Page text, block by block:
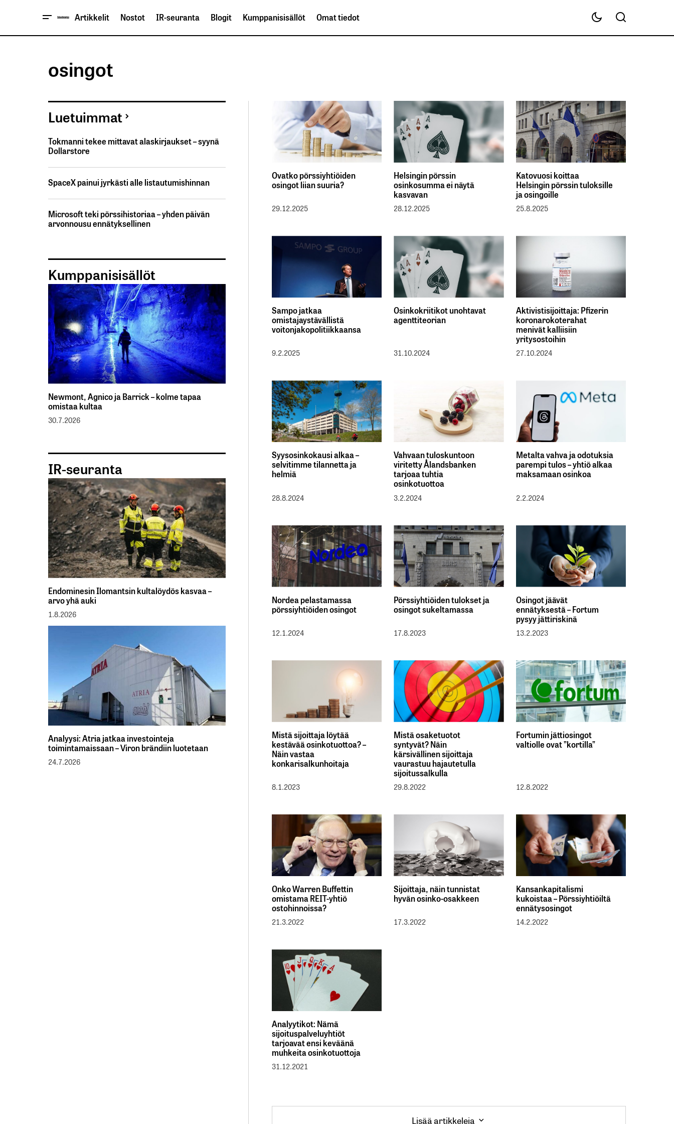
Artikkelit Nostot IR-seuranta Blogit Kumppanisisällöt Omat tiedot
osingot
Ovatko pörssiyhtiöiden
osingot liian suuria?
29.12.2025
Helsingin pörssin
osinkosumma ei näytä
kasvavan
28.12.2025
Katovuosi koittaa
Helsingin pörssin tuloksille
ja osingoille
25.8.2025
Sampo jatkaa
omistajaystävällistä
voitonjakopolitiikkaansa
9.2.2025
Osinkokriitikot unohtavat
agenttiteorian
31.10.2024
Aktivistisijoittaja: Pfizerin
koronarokoterahat
menivät kalliisiin
yritysostoihin
27.10.2024
Syysosinkokausi alkaa –
selvitimme tilannetta ja
helmiä
28.8.2024
Vahvaan tuloskuntoon
viritetty Ålandsbanken
tarjoaa tuhtia
osinkotuottoa
3.2.2024
Metalta vahva ja odotuksia
parempi tulos – yhtiö alkaa
maksamaan osinkoa
2.2.2024
Nordea pelastamassa
pörssiyhtiöiden osingot
12.1.2024
Pörssiyhtiöiden tulokset ja
osingot sukeltamassa
17.8.2023
Osingot jäävät
ennätyksestä – Fortum
pysyy jättiriskinä
13.2.2023
Mistä sijoittaja löytää
kestävää osinkotuottoa? –
Näin vastaa
konkarisalkunhoitaja
8.1.2023
Mistä osaketuotot
syntyvät? Näin
kärsivällinen sijoittaja
vaurastuu hajautetulla
sijoitussalkulla
29.8.2022
Fortumin jättiosingot
valtiolle ovat ”kortilla”
12.8.2022
Onko Warren Buffettin
omistama REIT-yhtiö
ostohinnoissa?
21.3.2022
Sijoittaja, näin tunnistat
hyvän osinko-osakkeen
17.3.2022
Kansankapitalismi
kukoistaa – Pörssiyhtiöiltä
ennätysosingot
14.2.2022
Analyytikot: Nämä
sijoituspalveluyhtiöt
tarjoavat ensi keväänä
muhkeita osinkotuottoja
31.12.2021
Lisää artikkeleja
Luetuimmat
Tokmanni tekee mittavat alaskirjaukset – syynä
Dollarstore
SpaceX painui jyrkästi alle listautumishinnan
Microsoft teki pörssihistoriaa – yhden päivän
arvonnousu ennätyksellinen
Kumppanisisällöt
Newmont, Agnico ja Barrick – kolme tapaa
omistaa kultaa
30.7.2026
IR-seuranta
Endominesin Ilomantsin kultalöydös kasvaa –
arvo yhä auki
1.8.2026
Analyysi: Atria jatkaa investointeja
toimintamaissaan – Viron brändiin luotetaan
24.7.2026